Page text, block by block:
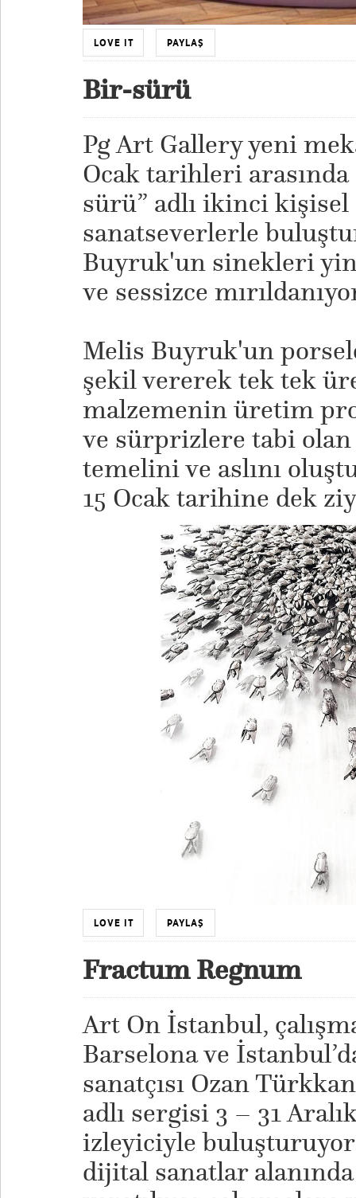
LOVE IT PAYLAŞ
Bir-sürü
Pg Art Gallery yeni
Ocak tarihleri
sürü” adlı ikinci
sanatseverlerle
Buyruk'un sinekleri
ve sessizce
Melis Buyruk'un
şekil vererek tek tek
malzemenin üretim
ve sürprizlere tabi
temelini ve aslını
15 Ocak tarihine dek
LOVE IT PAYLAŞ
Fractum Regnum
Art On İstanbul,
Barselona ve
sanatçısı Ozan
adlı sergisi 3 – 31
izleyiciyle
dijital sanatlar